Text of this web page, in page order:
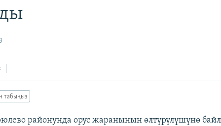
табыңыз
районунда орус жаранынын өлтүрүлүшүнө